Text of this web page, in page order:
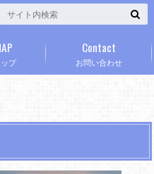
プ お問い合わせ
Contact